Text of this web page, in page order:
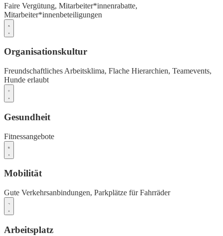
Faire Vergütung, Mitarbeiter*innenrabatte,
Mitarbeiter*innenbeteiligungen
Organisationskultur
Freundschaftliches Arbeitsklima, Flache Hierarchien, Teamevents,
Hunde erlaubt
Gesundheit
Fitnessangebote
Mobilität
Gute Verkehrsanbindungen, Parkplätze für Fahrräder
Arbeitsplatz